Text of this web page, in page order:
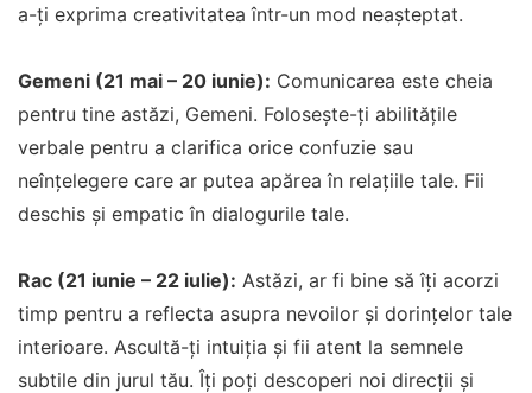
a-ți exprima creativitatea într-un mod neașteptat.
Gemeni (21 mai – 20 iunie): Comunicarea este cheia
pentru tine astăzi, Gemeni. Folosește-ți abilitățile
verbale pentru a clarifica orice confuzie sau
neînțelegere care ar putea apărea în relațiile tale. Fii
deschis și empatic în dialogurile tale.
Rac (21 iunie – 22 iulie): Astăzi, ar fi bine să îți acorzi
timp pentru a reflecta asupra nevoilor și dorințelor tale
interioare. Ascultă-ți intuiția și fii atent la semnele
subtile din jurul tău. Îți poți descoperi noi direcții și